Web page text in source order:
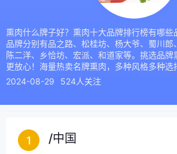
熏肉什么牌子好？熏肉十大品牌排行榜有哪
品牌分别有品之路、松桂坊、杨大爷、蜀川郎
陈二洋、乡恰坊、宏派、和道家等。挑选品牌
更放心！海量热卖名牌熏肉，多种风格多种选
2024-08-29
524人关注
1 /中国